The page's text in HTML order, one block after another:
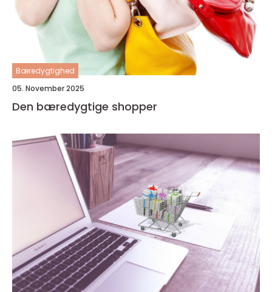
Bæredygtighed
05. November 2025
Den bæredygtige shopper